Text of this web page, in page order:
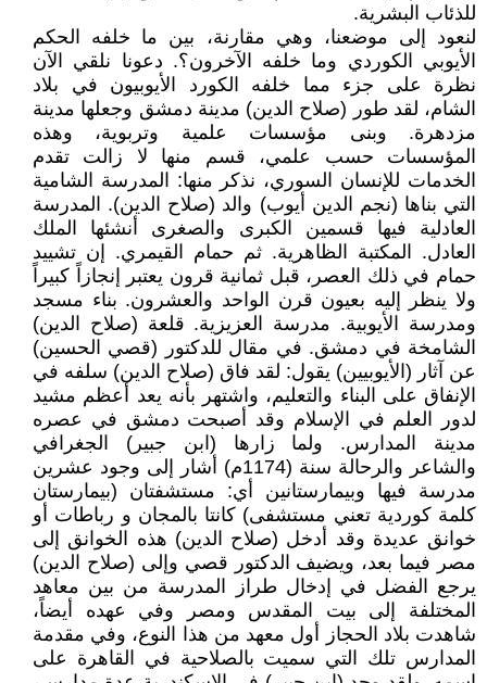
للذئاب البشرية.
لنعود إلى موضعنا، وهي مقارنة، بين ما خلفه الحكم
الأيوبي الكوردي وما خلفه الآخرون؟. دعونا نلقي الآن
نظرة على جزء مما خلفه الكورد الأيوبيون في بلاد
الشام، لقد طور (صلاح الدين) مدينة دمشق وجعلها مدينة
مزدهرة. وبنى مؤسسات علمية وتربوية، وهذه
المؤسسات حسب علمي، قسم منها لا زالت تقدم
الخدمات للإنسان السوري، نذكر منها: المدرسة الشامية
التي بناها (نجم الدين أيوب) والد (صلاح الدين). المدرسة
العادلية فيها قسمين الكبرى والصغرى أنشئها الملك
العادل. المكتبة الظاهرية. ثم حمام القيمري. إن تشييد
حمام في ذلك العصر، قبل ثمانية قرون يعتبر إنجازاً كبيراً
ولا ينظر إليه بعيون قرن الواحد والعشرون. بناء مسجد
ومدرسة الأيوبية. مدرسة العزيزية. قلعة (صلاح الدين)
الشامخة في دمشق. في مقال للدكتور (قصي الحسين)
عن آثار (الأيوبيين) يقول: لقد فاق (صلاح الدين) سلفه في
الإنفاق على البناء والتعليم، واشتهر بأنه يعد أعظم مشيد
لدور العلم في الإسلام وقد أصبحت دمشق في عصره
مدينة المدارس. ولما زارها (ابن جبير) الجغرافي
والشاعر والرحالة سنة (1174م) أشار إلى وجود عشرين
مدرسة فيها وبيمارستانين أي: مستشفتان (بيمارستان
كلمة كوردية تعني مستشفى) كانتا بالمجان و رباطات أو
خوانق عديدة وقد أدخل (صلاح الدين) هذه الخوانق إلى
مصر فيما بعد، ويضيف الدكتور قصي وإلى (صلاح الدين)
يرجع الفضل في إدخال طراز المدرسة من بين معاهد
المختلفة إلى بيت المقدس ومصر وفي عهده أيضاً،
شاهدت بلاد الحجاز أول معهد من هذا النوع، وفي مقدمة
المدارس تلك التي سميت بالصلاحية في القاهرة على